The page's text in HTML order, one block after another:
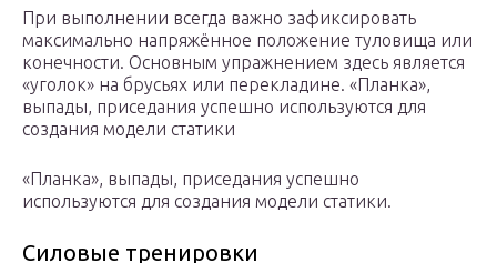
При выполнении всегда важно зафиксировать
максимально напряжённое положение туловища или
конечности. Основным упражнением здесь является
«уголок» на брусьях или перекладине. «Планка»,
выпады, приседания успешно используются для
создания модели статики
«Планка», выпады, приседания успешно
используются для создания модели статики.
Силовые тренировки